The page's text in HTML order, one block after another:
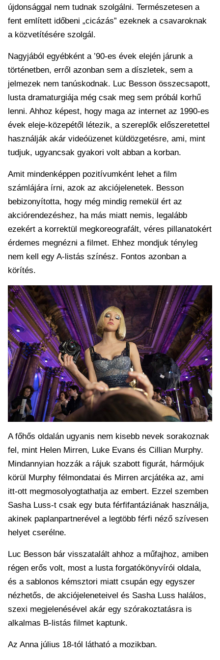
újdonsággal nem tudnak szolgálni. Természetesen a
fent említett időbeni „cicázás” ezeknek a csavaroknak
a közvetítésére szolgál.
Nagyjából egyébként a ’90-es évek elején járunk a
történetben, erről azonban sem a díszletek, sem a
jelmezek nem tanúskodnak. Luc Besson összecsapott,
lusta dramaturgiája még csak meg sem próbál korhű
lenni. Ahhoz képest, hogy maga az internet az 1990-es
évek eleje-közepétől létezik, a szereplők előszeretettel
használják akár videóüzenet küldözgetésre, ami, mint
tudjuk, ugyancsak gyakori volt abban a korban.
Amit mindenképpen pozitívumként lehet a film
számlájára írni, azok az akciójelenetek. Besson
bebizonyította, hogy még mindig remekül ért az
akciórendezéshez, ha más miatt nemis, legalább
ezekért a korrektül megkoreografált, véres pillanatokért
érdemes megnézni a filmet. Ehhez mondjuk tényleg
nem kell egy A-listás színész. Fontos azonban a
körítés.
A főhős oldalán ugyanis nem kisebb nevek sorakoznak
fel, mint Helen Mirren, Luke Evans és Cillian Murphy.
Mindannyian hozzák a rájuk szabott figurát, hármójuk
körül Murphy félmondatai és Mirren arcjátéka az, ami
itt-ott megmosolyogtathatja az embert. Ezzel szemben
Sasha Luss-t csak egy buta férfifantáziának használja,
akinek paplanpartnerével a legtöbb férfi néző szívesen
helyet cserélne.
Luc Besson bár visszatalált ahhoz a műfajhoz, amiben
régen erős volt, most a lusta forgatókönyvírói oldala,
és a sablonos kémsztori miatt csupán egy egyszer
nézhetős, de akciójeleneteivel és Sasha Luss halálos,
szexi megjelenésével akár egy szórakoztatásra is
alkalmas B-listás filmet kaptunk.
Az Anna július 18-tól látható a mozikban.